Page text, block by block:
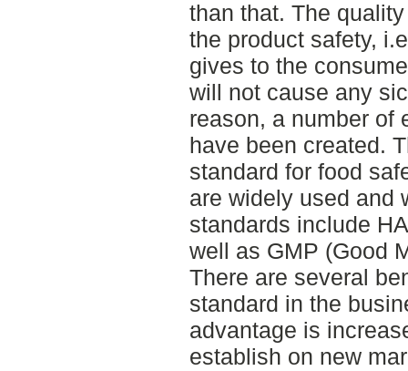
than that. The
the product safety,
gives to the
will not cause any
reason, a number of
have been created.
standard for food
are widely used and
standards include
well as GMP (Good
There are several
standard in the
advantage is
establish on new